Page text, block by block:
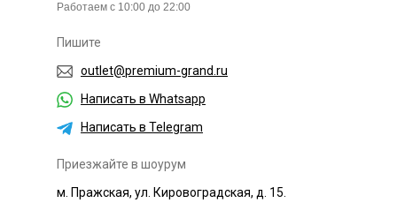
outlet@premium-grand.ru
Написать в Whatsapp
Написать в Telegram
Работаем с 10:00 до 22:00
м. Пражская, ул. Кировоградская, д. 15.
Приезжайте в шоурум
Пишите